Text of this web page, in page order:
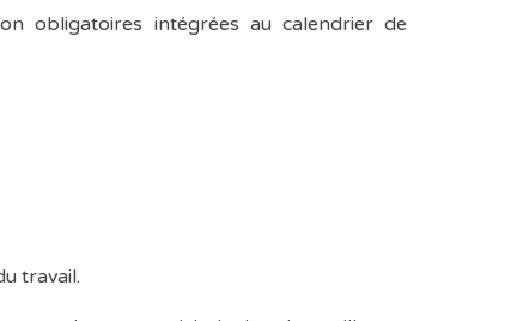
obligatoires intégrées au calendrier de
travail.